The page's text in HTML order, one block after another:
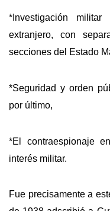
*Investigación
extranjero, con
secciones del Estado
*Seguridad y orden
por último,
*El contraespionaje
interés militar.
Fue precisamente a